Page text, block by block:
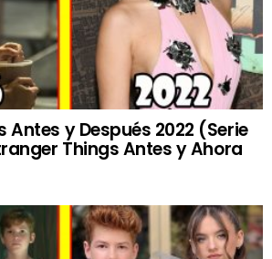
Antes y Después 2022 (Serie
Things Antes y Ahora